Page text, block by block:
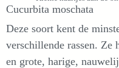
Cucurbita moschata
Deze soort kent de
verschillende rassen. Ze
en grote, harige,